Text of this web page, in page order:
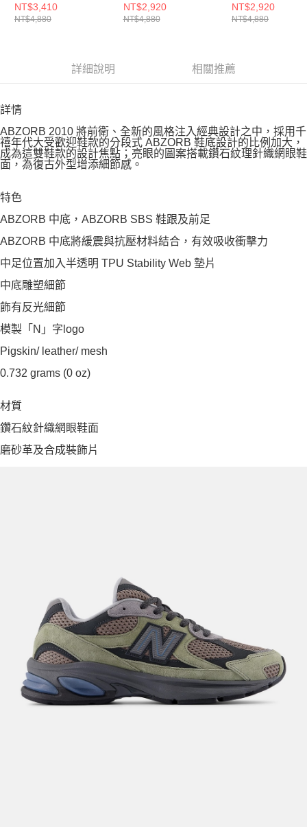
U2010ETB-D
NT$3,410
NT$4,880
U2010TTO-D
NT$2,920
NT$4,880
U2010TTB-D
NT$2,920
NT$4,880
詳細說明 相關推薦
詳情
ABZORB 2010 將前衛、全新的風格注入經典設計之中，採用千
禧年代大受歡迎鞋款的分段式 ABZORB 鞋底設計的比例加大，
成為這雙鞋款的設計焦點；亮眼的圖案搭載鑽石紋理針織網眼鞋
面，為復古外型增添細節感。
特色
ABZORB 中底，ABZORB SBS 鞋跟及前足
ABZORB 中底將緩震與抗壓材料結合，有效吸收衝擊力
中足位置加入半透明 TPU Stability Web 墊片
中底雕塑細節
飾有反光細節
模製「N」字logo
Pigskin/ leather/ mesh
0.732 grams (0 oz)
材質
鑽石紋針織網眼鞋面
磨砂革及合成裝飾片